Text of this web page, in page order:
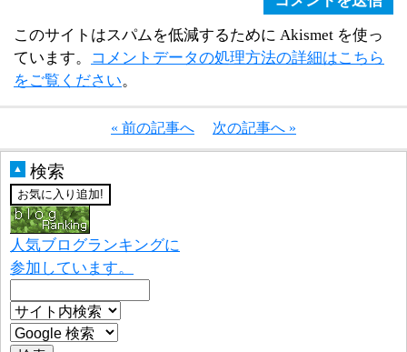
このサイトはスパムを低減するために Akismet を使っ
ています。
コメントデータの処理方法の詳細はこちら
をご覧ください。
« 前の記事へ 次の記事へ »
▲ 検索
人気ブログランキングに
参加しています。